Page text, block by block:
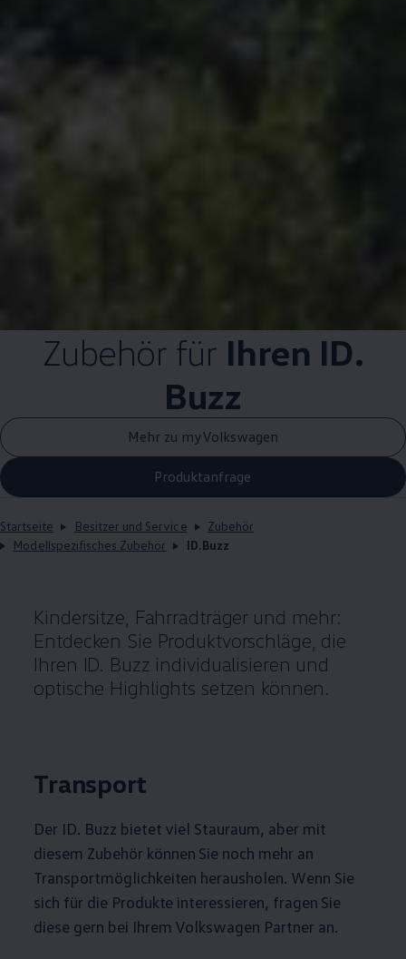
Zubehörfür Ihren ID.
Buzz
Mehr zu myVolkswagen
Produktanfrage
Startseite Besitzer und Service
Zubehör
Modellspezifisches Zubehör
ID.Buzz
Kindersitze, Fahrradträger und mehr:
Entdecken Sie Produktvorschläge, die
Ihren ID. Buzz individualisieren und
optische Highlights setzen können.
Transport
Der ID. Buzz bietet viel Stauraum, aber mit
diesem Zubehör können Sie noch mehr an
Transportmöglichkeiten herausholen. Wenn Sie
sich für die Produkte interessieren, fragen Sie
diese gern bei Ihrem Volkswagen Partner an.